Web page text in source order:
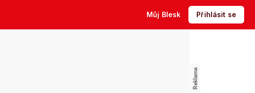
Můj Blesk Přihlásit se